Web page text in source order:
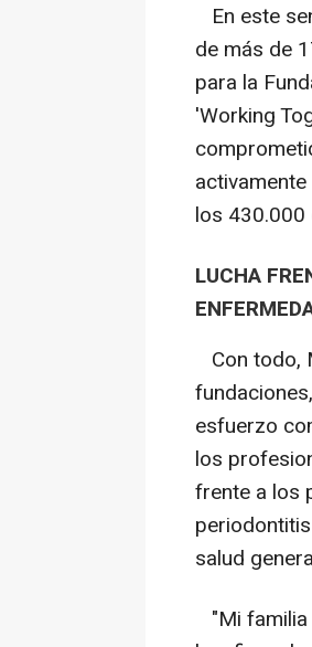
En este
de más de
para la
'Working
los 430.000
LUCHA
Con todo,
esfuerzo
los
frente a los
salud
"Mi